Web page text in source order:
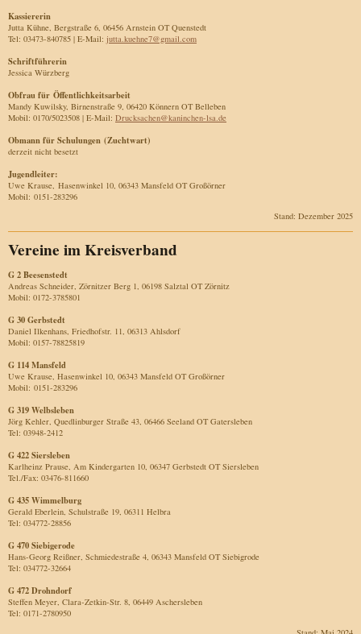
Kassiererin
Jutta Kühne, Bergstraße 6, 06456 Arnstein OT Quenstedt
Tel: 03473-840785 | E-Mail: jutta.kuehne7@gmail.com
Schriftführerin
Jessica Würzberg
Obfrau für Öffentlichkeitsarbeit
Mandy Kuwilsky, Birnenstraße 9, 06420 Könnern OT Belleben
Mobil: 0170/5023508 | E-Mail: Drucksachen@kaninchen-lsa.de
Obmann für Schulungen (Zuchtwart)
derzeit nicht besetzt
Jugendleiter:
Uwe Krause, Hasenwinkel 10, 06343 Mansfeld OT Großörner
Mobil: 0151-283296
Stand: Dezember 2025
Vereine im Kreisverband
G 2 Beesenstedt
Andreas Schneider, Zörnitzer Berg 1, 06198 Salztal OT Zörnitz
Mobil: 0172-3785801
G 30 Gerbstedt
Daniel Ilkenhans, Friedhofstr. 11, 06313 Ahlsdorf
Mobil: 0157-78825819
G 114 Mansfeld
Uwe Krause, Hasenwinkel 10, 06343 Mansfeld OT Großörner
Mobil: 0151-283296
G 319 Welbsleben
Jörg Kehler, Quedlinburger Straße 43, 06466 Seeland OT Gatersleben
Tel: 03948-2412
G 422 Siersleben
Karlheinz Prause, Am Kindergarten 10, 06347 Gerbstedt OT Siersleben
Tel./Fax: 03476-811660
G 435 Wimmelburg
Gerald Eberlein, Schulstraße 19, 06311 Helbra
Tel: 034772-28856
G 470 Siebigerode
Hans-Georg Reißner, Schmiedestraße 4, 06343 Mansfeld OT Siebigrode
Tel: 034772-32664
G 472 Drohndorf
Steffen Meyer, Clara-Zetkin-Str. 8, 06449 Aschersleben
Tel: 0171-2780950